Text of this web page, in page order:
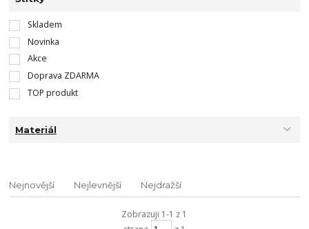
Skladem
Novinka
Akce
Doprava ZDARMA
TOP produkt
Materiál
Nejnovější Nejlevnější Nejdražší
Zobrazuji 1-1 z 1